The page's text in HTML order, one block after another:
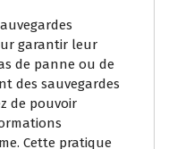
garantir leur
de panne ou de
des sauvegardes
de pouvoir
Cette pratique